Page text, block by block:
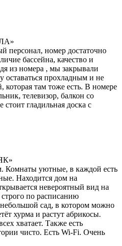
персонал, номер достаточно
бассейна, качество и
из номера , мы закрывали
оставаться прохладным и не
которая там тоже есть. В номере
телевизор, балкон со
гладильная доска с
Комнаты уютные, в каждой есть
Находится дом на
невероятный вид на
по расписанию
сад, в котором можно
хурма и растут абрикосы.
хватает. Также есть
чисто. Есть Wi-Fi. Очень